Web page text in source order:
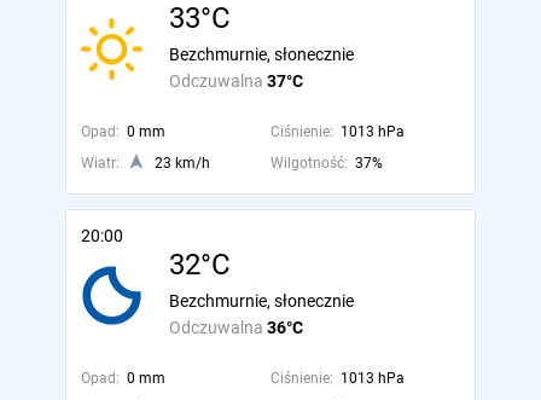
33°C
Odczuwalna 37°C
Bezchmurnie, słonecznie
Opad: 0 mm Ciśnienie: 1013 hPa
Wiatr:
23 km/h Wilgotność: 37%
20:00
32°C
Odczuwalna 36°C
Bezchmurnie, słonecznie
Opad: 0 mm Ciśnienie: 1013 hPa